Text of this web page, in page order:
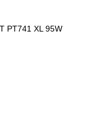
PT741 XL 95W